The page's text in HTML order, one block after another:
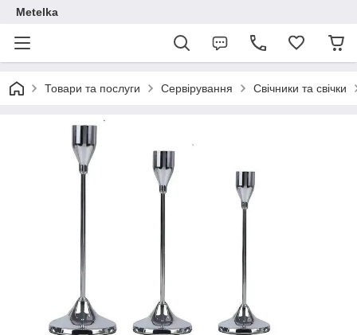
Metelka
Товари та послуги Сервірування Свічники та свічки